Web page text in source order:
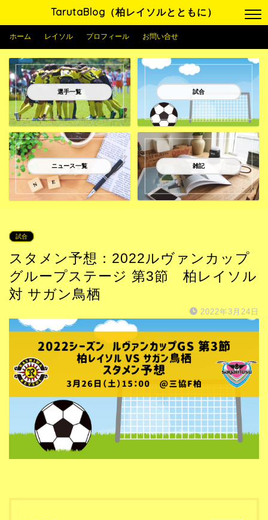
TarutaBlog（柏レイソルとともに）
ホーム レイソル プロフィール お問い合せ
選手一覧 試合
ニュース一覧 雑記
試合
スタメン予想：2022ルヴァンカップ
グループステージ 第3節 柏レイソル
対 サガン鳥栖
2022年3月24日